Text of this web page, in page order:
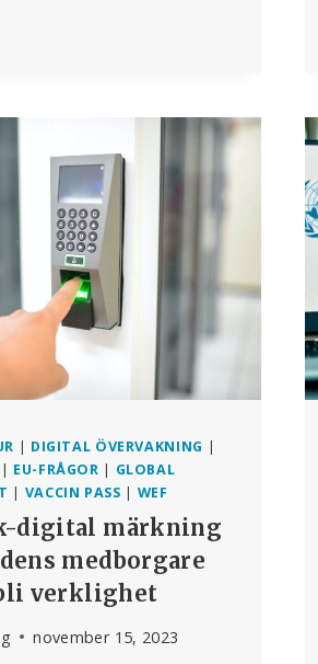
| DIGITAL ÖVERVAKNING |
| EU-FRÅGOR | GLOBAL
| VACCIN PASS | WEF
digital märkning
medborgare
verklighet
november 15, 2023